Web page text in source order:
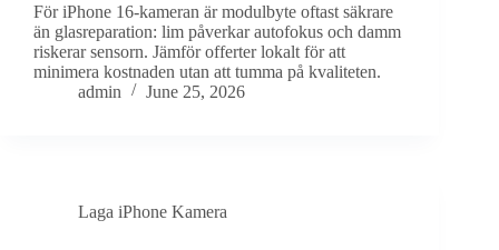
För iPhone 16-kameran är modulbyte oftast säkrare
än glasreparation: lim påverkar autofokus och damm
riskerar sensorn. Jämför offerter lokalt för att
minimera kostnaden utan att tumma på kvaliteten.
admin
June 25, 2026
Laga iPhone Kamera